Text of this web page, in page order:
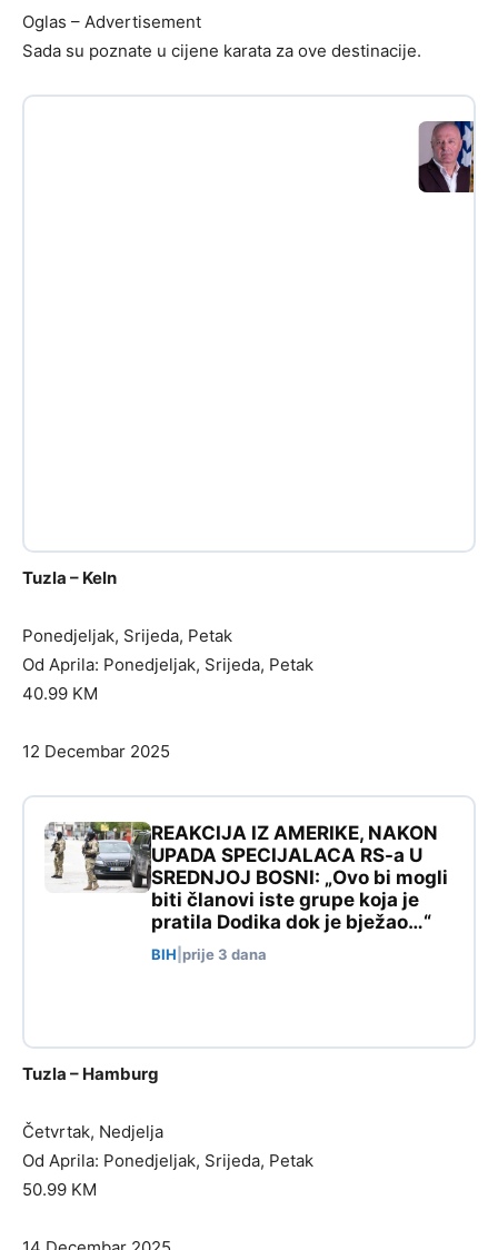
Oglas – Advertisement
Sada su poznate u cijene karata za ove destinacije.
Tuzla – Keln
Ponedjeljak, Srijeda, Petak
Od Aprila: Ponedjeljak, Srijeda, Petak
40.99 KM
12 Decembar 2025
REAKCIJA IZ AMERIKE, NAKON
UPADA SPECIJALACA RS-a U
SREDNJOJ BOSNI: „Ovo bi mogli
biti članovi iste grupe koja je
pratila Dodika dok je bježao…“
BIH prije 3 dana
Tuzla – Hamburg
Četvrtak, Nedjelja
Od Aprila: Ponedjeljak, Srijeda, Petak
50.99 KM